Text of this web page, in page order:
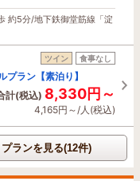
3時間前に予約されました
約5分/地下鉄御堂筋線「淀
ツイン 食事なし
プラン【素泊り】
計(税込) 8,330円～
4,165円～/人(税込)
プランを見る(12件)